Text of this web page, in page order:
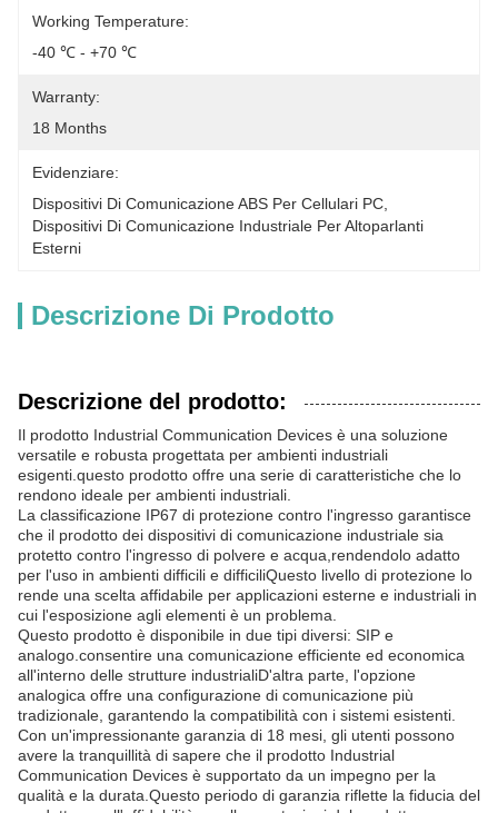
Working Temperature:
-40 ℃ - +70 ℃
Warranty:
18 Months
Evidenziare:
Dispositivi Di Comunicazione ABS Per Cellulari PC
Dispositivi Di Comunicazione Industriale Per Altoparlanti
Esterni
Descrizione Di Prodotto
Descrizione del prodotto:
Il prodotto Industrial Communication Devices è una soluzione
versatile e robusta progettata per ambienti industriali
esigenti.questo prodotto offre una serie di caratteristiche che lo
rendono ideale per ambienti industriali.
La classificazione IP67 di protezione contro l'ingresso garantisce
che il prodotto dei dispositivi di comunicazione industriale sia
protetto contro l'ingresso di polvere e acqua,rendendolo adatto
per l'uso in ambienti difficili e difficiliQuesto livello di protezione lo
rende una scelta affidabile per applicazioni esterne e industriali in
cui l'esposizione agli elementi è un problema.
Questo prodotto è disponibile in due tipi diversi: SIP e
analogo.consentire una comunicazione efficiente ed economica
all'interno delle strutture industrialiD'altra parte, l'opzione
analogica offre una configurazione di comunicazione più
tradizionale, garantendo la compatibilità con i sistemi esistenti.
Con un'impressionante garanzia di 18 mesi, gli utenti possono
avere la tranquillità di sapere che il prodotto Industrial
Communication Devices è supportato da un impegno per la
qualità e la durata.Questo periodo di garanzia riflette la fiducia del